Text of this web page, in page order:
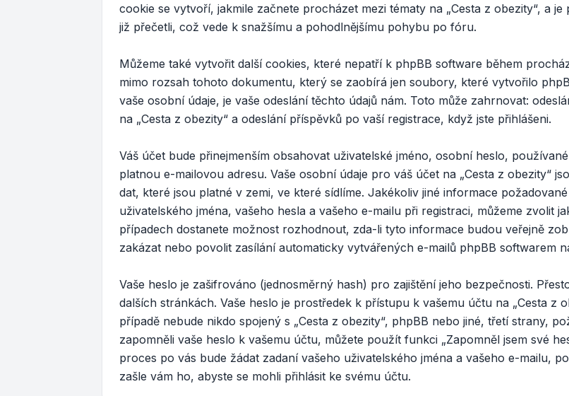
cookie se vytvoří, jakmile začnete procházet mezi tématy na „Cesta z obezity“, a
již přečetli, což vede k snažšímu a pohodlnějšímu pohybu po fóru.
Můžeme také vytvořit další cookies, které nepatří k phpBB software během
mimo rozsah tohoto dokumentu, který se zaobírá jen soubory, které vytvořilo
vaše osobní údaje, je vaše odeslání těchto údajů nám. Toto může zahrnovat:
na „Cesta z obezity“ a odeslání příspěvků po vaší registrace, když jste přihlášeni.
Váš účet bude přinejmenším obsahovat uživatelské jméno, osobní heslo,
platnou e-mailovou adresu. Vaše osobní údaje pro váš účet na „Cesta z obezity“
dat, které jsou platné v zemi, ve které sídlíme. Jakékoliv jiné informace
uživatelského jména, vašeho hesla a vašeho e-mailu při registraci, můžeme zvolit
případech dostanete možnost rozhodnout, zda-li tyto informace budou veřejně
zakázat nebo povolit zasílání automaticky vytvářených e-mailů phpBB softwarem
Vaše heslo je zašifrováno (jednosměrný hash) pro zajištění jeho bezpečnosti.
dalších stránkách. Vaše heslo je prostředek k přístupu k vašemu účtu na „Cesta z
případě nebude nikdo spojený s „Cesta z obezity“, phpBB nebo jiné, třetí strany,
zapomněli vaše heslo k vašemu účtu, můžete použít funkci „Zapomněl jsem své
proces po vás bude žádat zadaní vašeho uživatelského jména a vašeho e-mailu,
zašle vám ho, abyste se mohli přihlásit ke svému účtu.